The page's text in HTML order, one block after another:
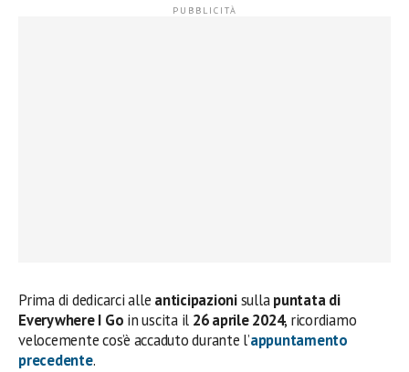
Prima di dedicarci alle anticipazionisullapuntata di
Everywhere I Go in uscita il 26 aprile 2024, ricordiamo
velocemente cos’è accaduto durante l’appuntamento
precedente.